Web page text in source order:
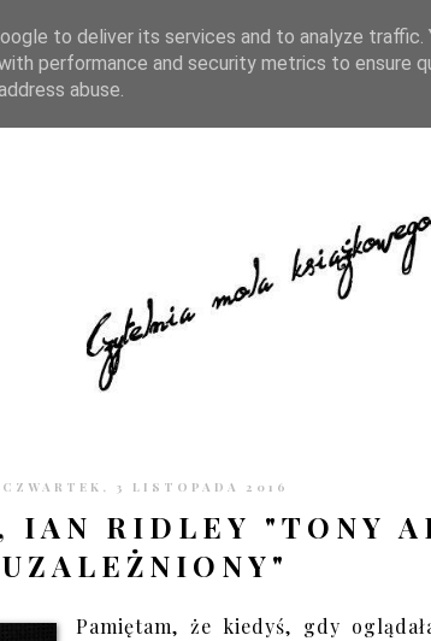
O STRONIE KONTAKT CZYTELNIA PO
CZWARTEK, 3 LISTOPADA 2016
IAN RIDLEY "TONY
UZALEŻNIONY"
Pamiętam, że kiedyś, gdy
to deliver its services and to analyze traffic.
performance and security metrics to ensure
abuse.